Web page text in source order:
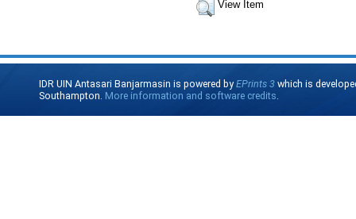
View Item
IDR UIN Antasari Banjarmasin is powered byEPrints 3 which is
Southampton. More information and software credits.